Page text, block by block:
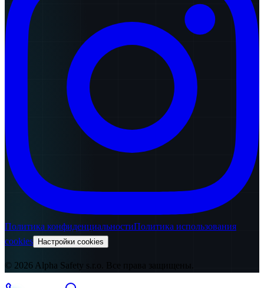
Политика конфиденциальностиПолитика использования
cookies Настройки cookies
© 2026 Alpha Safety s.r.o. Все права защищены.